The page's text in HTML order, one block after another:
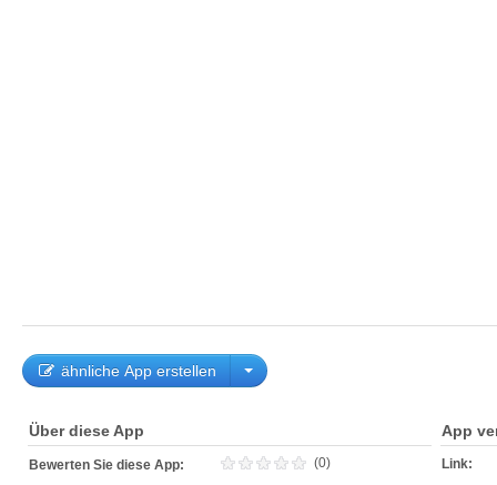
ähnliche App erstellen
Über diese App
Bewerten Sie diese App: (0)
App
Link: